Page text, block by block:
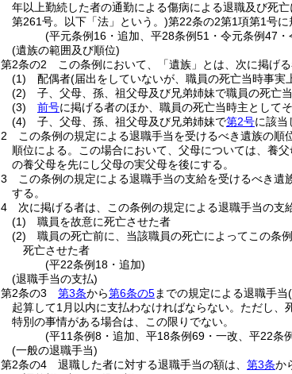
年以上勤続した者の通勤による傷病による退職及び死
第261号。以下「法」という。)第22条の2第1項第1号に
(平元条例16・追加、平28条例51・令元条例47
(遺族の範囲及び順位)
第2条の2
この条例において、「遺族」とは、次に掲げる
(1)
配偶者(届出をしていないが、職員の死亡当時事
(2)
子、父母、孫、祖父母及び兄弟姉妹で職員の死亡
(3)
前号に掲げる者のほか、職員の死亡当時主として
(4)
子、父母、孫、祖父母及び兄弟姉妹で第2号に該当
2
この条例の規定による退職手当を受けるべき遺族の順
順位による。
この場合において、父母については、養
の養父母を先にし父母の実父母を後にする。
3
この条例の規定による退職手当の支給を受けるべき
する。
4
次に掲げる者は、この条例の規定による退職手当の支
(1)
職員を故意に死亡させた者
(2)
職員の死亡前に、当該職員の死亡によってこの条
死亡させた者
(平22条例18・追加)
(退職手当の支払)
第2条の3
第3条から第6条の5までの規定による退職手当
起算して1月以内に支払わなければならない。 ただし、
特別の事情がある場合は、この限りでない。
(平11条例8・追加、平18条例69・一改、平22条
(一般の退職手当)
第2条の4
退職した者に対する退職手当の額は、 第3条か